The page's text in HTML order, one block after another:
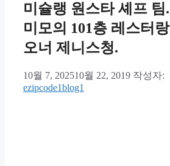
미슐랭 원스타 셰프 팀.
미모의 101층 레스터랑
오너 제니스청.
10월 7, 202510월 22, 2019 작성자:
ezipcode1blog1